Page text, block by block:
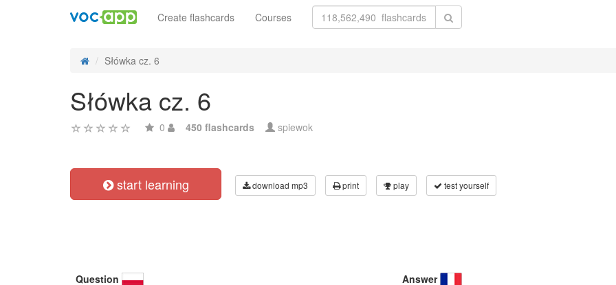
Create flashcards Courses
Słówka cz. 6
Słówka cz. 6
0 450 flashcards spiewok
start learning download mp3 print play test yourself
Question Answer